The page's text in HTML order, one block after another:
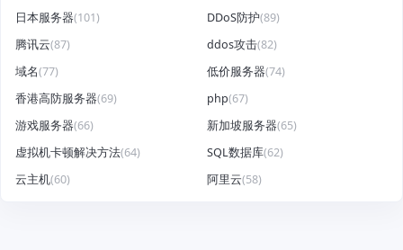
日本服务器(101) DDoS防护(89)
腾讯云(87) ddos攻击(82)
域名(77) 低价服务器(74)
香港高防服务器(69) php(67)
游戏服务器(66) 新加坡服务器(65)
虚拟机卡顿解决方法(64) SQL数据库(62)
云主机(60) 阿里云(58)